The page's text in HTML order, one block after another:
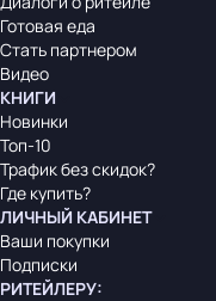
Готовая еда
Стать партнером
Видео
КНИГИ
Новинки
Топ-10
Трафик без скидок?
Где купить?
ЛИЧНЫЙ КАБИНЕТ
Ваши покупки
Подписки
РИТЕЙЛЕРУ: